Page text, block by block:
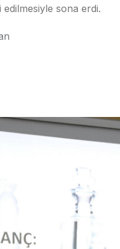
edilmesiyle sona erdi.